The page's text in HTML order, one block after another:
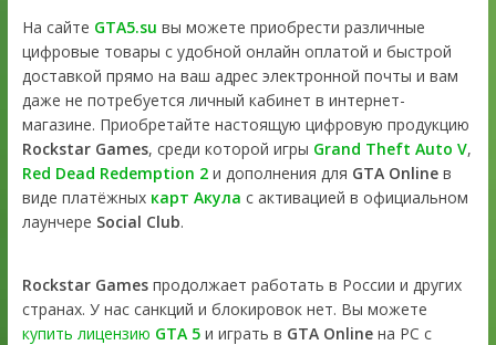
На сайте GTA5.su вы можете приобрести различные
цифровые товары с удобной онлайн оплатой и быстрой
доставкой прямо на ваш адрес электронной почты и вам
даже не потребуется личный кабинет в интернет-
магазине. Приобретайте настоящую цифровую продукцию
Rockstar Games, среди которой игры Grand Theft Auto V,
Red Dead Redemption 2и дополнения для GTA Onlineв
виде платёжных карт Акула с активацией в официальном
лаунчере Social Club.
Rockstar Gamesпродолжает работать в России и других
странах. У нас санкций и блокировок нет. Вы можете
купить лицензию GTA 5и играть в GTA Onlineна PC с